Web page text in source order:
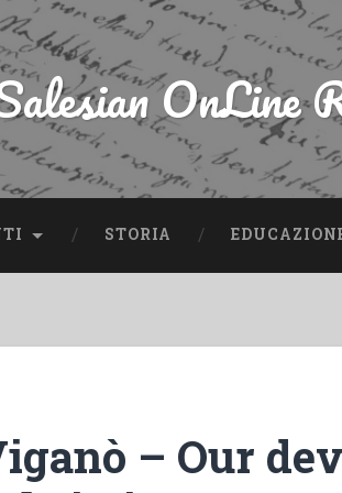
OnLine
STORIA
– Our